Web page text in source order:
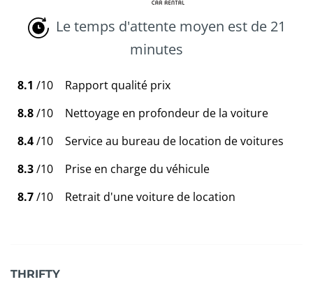
Le temps d'attente moyen est de 21
minutes
8.1 /10
Rapport qualité prix
8.8/10
Nettoyage en profondeur de la voiture
8.4/10
Service au bureau de location de voitures
8.3/10
Prise en charge du véhicule
8.7/10 Retrait d'une voiture de location
THRIFTY